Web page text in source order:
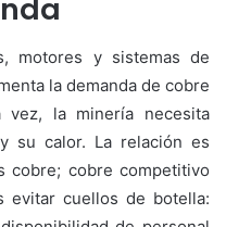
motores y sistemas de
la demanda de cobre
vez, la minería necesita
su calor. La relación es
cobre; cobre competitivo
evitar cuellos de botella: